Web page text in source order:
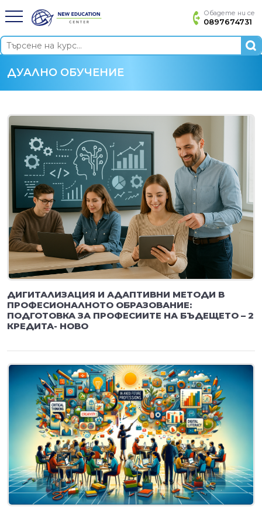
Обадете ни се
0897674731
ДУАЛНО ОБУЧЕНИЕ
ДИГИТАЛИЗАЦИЯ И АДАПТИВНИ МЕТОДИ В
ПРОФЕСИОНАЛНОТО ОБРАЗОВАНИЕ:
ПОДГОТОВКА ЗА ПРОФЕСИИТЕ НА БЪДЕЩЕТО – 2
КРЕДИТА- НОВО